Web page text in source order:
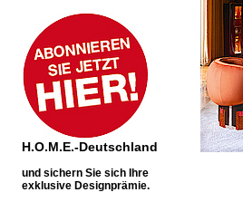
H.O.M.E.-Deutschland
und sichern Sie sich Ihre
exklusive Designprämie.